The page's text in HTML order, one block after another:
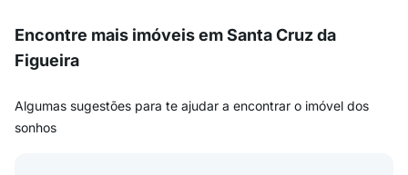
Encontre mais imóveis em Santa Cruz da
Figueira
Algumas sugestões para te ajudar a encontrar o imóvel dos
sonhos